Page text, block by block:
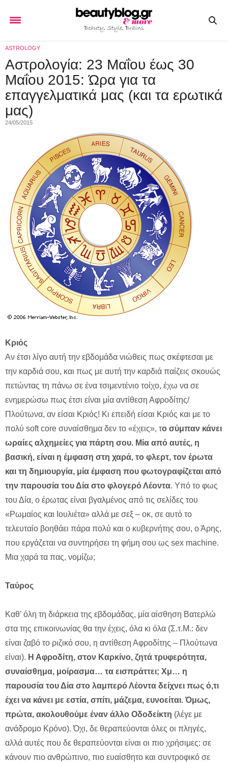
ASTROLOGY
Αστρολογία: 23 Μαΐου έως 30
Μαΐου 2015: Ώρα για τα
επαγγελματικά μας (και τα ερωτικά
μας)
24/05/2015
Κριός
Αν έτσι λίγο αυτή την εβδομάδα νιώθεις πως σκέφτεσαι με
την καρδιά σου, και πως με αυτή την καρδιά παίζεις σκουώς
πετώντας τη πάνω σε ένα τσιμεντένιο τοίχο, έχω να σε
ενημερώσω πως έτσι είναι μία αντίθεση Αφροδίτης/
Πλούτωνα, αν είσαι Κριός! Κι επειδή είσαι Κριός και με το
πολύ soft core συναίσθημα δεν το «έχεις», το σύμπαν κάνει
ωραίες αλχημείες για πάρτη σου. Μία από αυτές, η
βασική, είναι η έμφαση στη χαρά, το φλερτ, τον έρωτα
και τη δημιουργία, μία έμφαση που φωτογραφίζεται από
την παρουσία του Δία στο φλογερό Λέοντα. Υπό το φως
του Δία, ο έρωτας είναι βγαλμένος από τις σελίδες του
«Ρωμαίος και Ιουλιέτα» αλλά με σεξ – οκ, σε αυτό το
τελευταίο βοηθάει πάρα πολύ και ο κυβερνήτης σου, ο Άρης,
που εργάζεται να συντηρήσει τη φήμη σου ως sex machine.
Μια χαρά τα πας, νομίζω;
Ταύρος
Καθ’ όλη τη διάρκεια της εβδομάδας, μία αίσθηση Βατερλώ
στα της επικοινωνίας θα την έχεις, όλα κι όλα (Σ.τ.Μ.: δεν
είναι ζαβό το ριζικό σου, η αντίθεση Αφροδίτης – Πλούτωνα
είναι). Η Αφροδίτη, στον Καρκίνο, ζητά τρυφερότητα,
συναίσθημα, μοίρασμα… τα εισπράττει; Χμ… η
παρουσία του Δία στο λαμπερό Λέοντα δείχνει πως ό,τι
έχει να κάνει με εστία, σπίτι, μάζεμα, ευνοείται. Όμως,
πρώτα, ακολουθούμε έναν άλλο Οδοδείκτη (λέγε με
ανάδρομο Κρόνο). Όχι, δε θεραπεύονται όλες οι πληγές,
αλλά αυτές που δε θεραπεύονται είναι οι πιο χρήσιμες: σε
κάνουν πιο ανθρώπινο, πιο ευαίσθητο και συντροφικό σε